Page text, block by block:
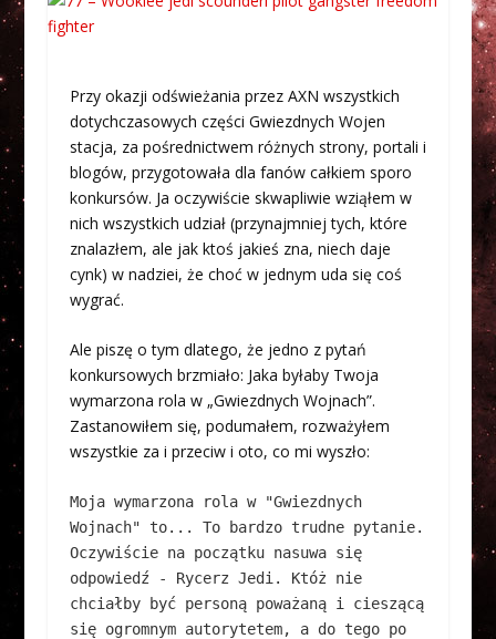
Przy okazji odświeżania przez AXN wszystkich
dotychczasowych części Gwiezdnych Wojen
stacja, za pośrednictwem różnych strony, portali i
blogów, przygotowała dla fanów całkiem sporo
konkursów. Ja oczywiście skwapliwie wziąłem w
nich wszystkich udział (przynajmniej tych, które
znalazłem, ale jak ktoś jakieś zna, niech daje
cynk) w nadziei, że choć w jednym uda się coś
wygrać.
Ale piszę o tym dlatego, że jedno z pytań
konkursowych brzmiało: Jaka byłaby Twoja
wymarzona rola w „Gwiezdnych Wojnach”.
Zastanowiłem się, podumałem, rozważyłem
wszystkie za i przeciw i oto, co mi wyszło:
Moja wymarzona rola w "Gwiezdnych
Wojnach" to... To bardzo trudne pytanie.
Oczywiście na początku nasuwa się
odpowiedź - Rycerz Jedi. Któż nie
chciałby być personą poważaną i cieszącą
się ogromnym autorytetem, a do tego po